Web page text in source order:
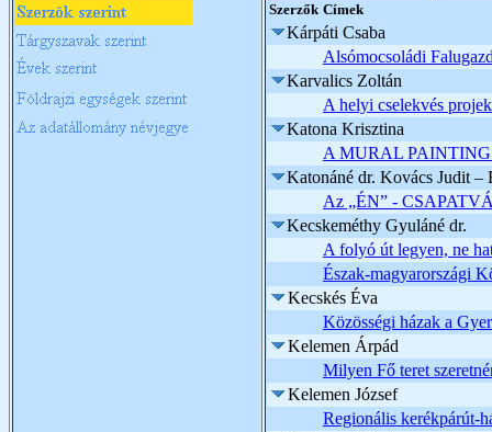
Szerzők Címek
Kárpáti Csaba
Alsómocsoládi
Karvalics Zoltán
A helyi cselekvés
Katona Krisztina
A MURAL
Katonáné dr. Kovács Judit –
Az „ÉN” -
Kecskeméthy Gyuláné dr.
A folyó út legyen, ne
Észak-magyarországi
Kecskés Éva
Közösségi házak a
Kelemen Árpád
Milyen Fő teret
Kelemen József
Regionális kerékpárút-